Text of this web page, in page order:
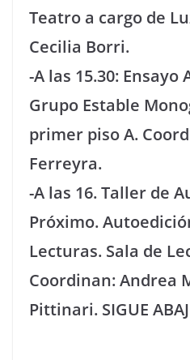
Teatro a cargo de
Cecilia Borri.
-A las 15.30:
Grupo Estable
primer piso A.
Ferreyra.
-A las 16. Taller de
Próximo.
Lecturas. Sala de
Coordinan: Andrea
Pittinari. SIGUE